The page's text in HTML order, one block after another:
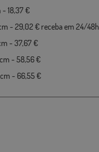
- 18,37 €
- 29,02 € receba em 24/48h
- 37,67 €
- 58,56 €
- 66,55 €